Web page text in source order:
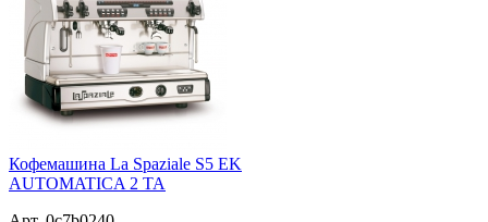
Кофемашина La Spaziale S5 EK
AUTOMATICA 2 TA